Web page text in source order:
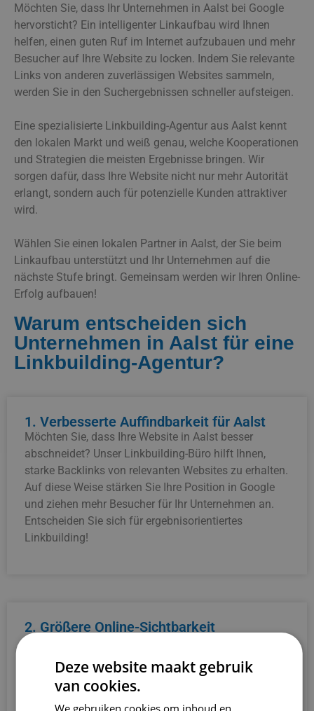
Möchten Sie, dass Ihr Unternehmen in Aalst bei Google
hervorsticht? Ein intelligenter Linkaufbau wird Ihnen
helfen, einen guten Ruf im Internet aufzubauen und mehr
Besucher auf Ihre Website zu locken. Indem Sie relevante
Links von anderen zuverlässigen Websites sammeln,
werden Sie in den Suchergebnissen schneller aufsteigen.
Eine spezialisierte Linkbuilding-Agentur aus Aalst kennt
den lokalen Markt und weiß genau, welche Kooperationen
und Strategien die meisten Ergebnisse bringen. Wir
sorgen dafür, dass Ihre Website nicht nur mehr Autorität
erlangt, sondern auch für potenzielle Kunden attraktiver
wird.
Wählen Sie einen lokalen Partner in Aalst, der Sie beim
Linkaufbau unterstützt und Ihr Unternehmen auf die
nächste Stufe bringt. Gemeinsam werden wir Ihren Online-
Erfolg aufbauen!
Warum entscheiden sich
Unternehmen in Aalst für eine
Linkbuilding-Agentur?
1. Verbesserte Auffindbarkeit für Aalst
Möchten Sie, dass Ihre Website in Aalst besser
abschneidet? Unser Linkbuilding-Büro hilft Ihnen,
starke Backlinks von relevanten Websites zu erhalten.
Auf diese Weise stärken Sie Ihre Position in Google
und ziehen mehr Besucher für Ihr Unternehmen an.
Entscheiden Sie sich für ergebnisorientiertes
Linkbuilding!
2. Größere Online-Sichtbarkeit
Bureau von Aalst kann Ihren Online-Ruf stärken.
Durch hochwertige Verweise von vertrauenswürdigen
Websites wächst das Vertrauen in Ihre Marke, so dass
Deze website maakt gebruik
van cookies.
We gebruiken cookies om inhoud en